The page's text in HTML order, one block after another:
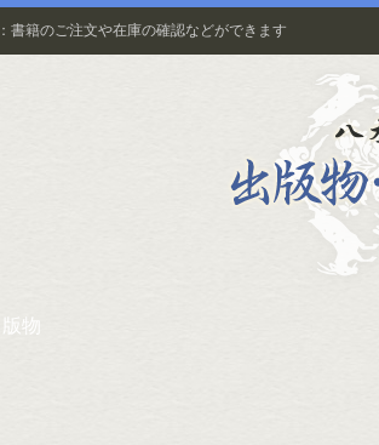
書籍のご注文や在庫の確認などができます
物